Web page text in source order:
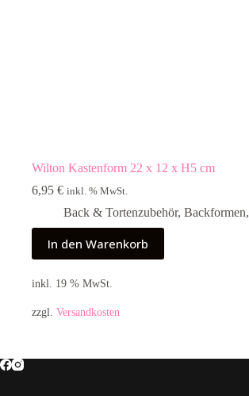
Wilton Kastenform 22 x 12 x H5 cm
6,95 € inkl. % MwSt.
Back & Tortenzubehör, Backformen,
In den Warenkorb
inkl. 19 % MwSt.
zzgl. Versandkosten